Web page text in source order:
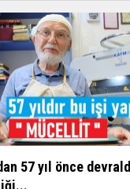
57 yıl önce